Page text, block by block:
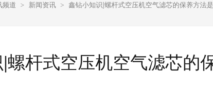
频道 > 新闻资讯 > 鑫钻小知识|螺杆式空压机空气滤芯的保养方法
螺杆式空压机空气滤芯的